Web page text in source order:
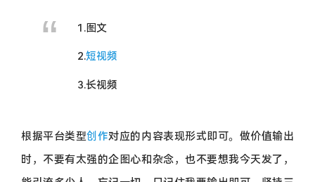
1.图文
2.短视频
3.长视频
根据平台类型创作对应的内容表现形式即可。做价值输出
时，不要有太强的企图心和杂念，也不要想我今天发了，